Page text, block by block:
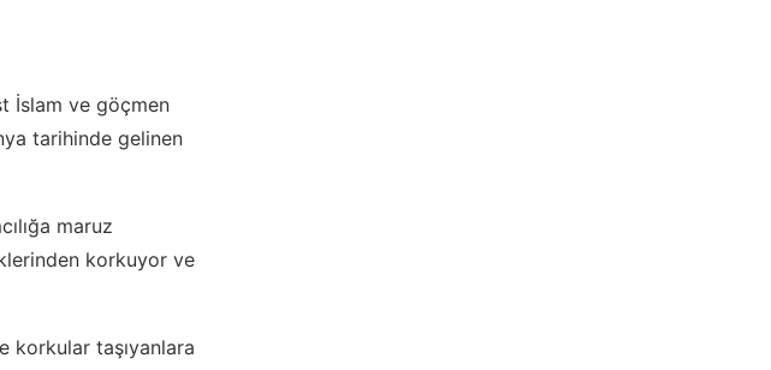
İslam ve göçmen
tarihinde gelinen
maruz
korkuyor ve
korkular taşıyanlara